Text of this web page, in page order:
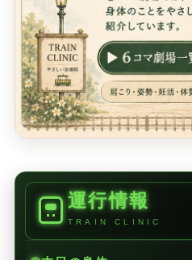
運行情報
TRAIN CLINIC